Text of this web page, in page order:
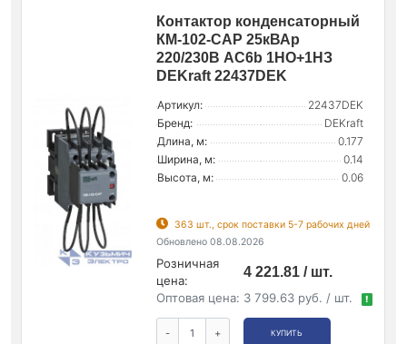
Контактор конденсаторный
КМ-102-CAP 25кВАр
220/230В AC6b 1НО+1НЗ
DEKraft 22437DEK
Артикул:
22437DEK
Бренд:
DEKraft
Длина, м:
0.177
Ширина, м:
0.14
Высота, м:
0.06
363 шт., срок поставки 5-7 рабочих дней
Обновлено 08.08.2026
Розничная
цена:
4 221.81 / шт.
Оптовая цена: 3 799.63 руб. / шт. !
- + КУПИТЬ